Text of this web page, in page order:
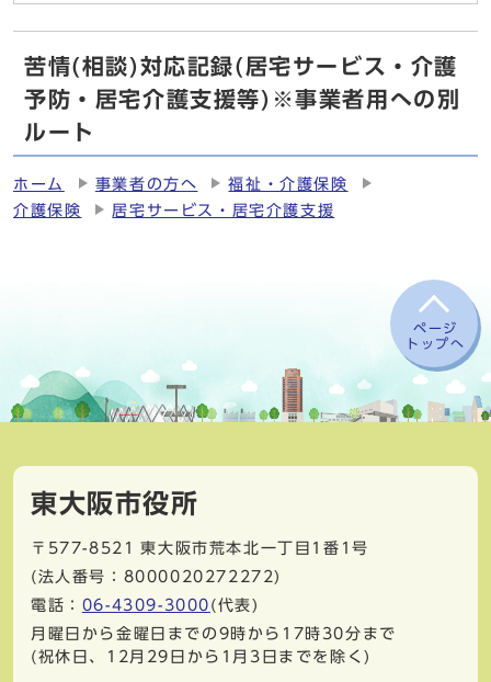
苦情(相談)対応記録(居宅サービス・介護
予防・居宅介護支援等)※事業者用への別
ルート
ホーム 事業者の方へ
福祉・介護保険
介護保険
居宅サービス・居宅介護支援
ページ
トップへ
東大阪市役所
〒577-8521
東大阪市荒本北一丁目1番1号
(法人番号：8000020272272)
電話： 06-4309-3000 (代表)
月曜日から金曜日までの9時から17時30分まで
(祝休日、12月29日から1月3日までを除く)